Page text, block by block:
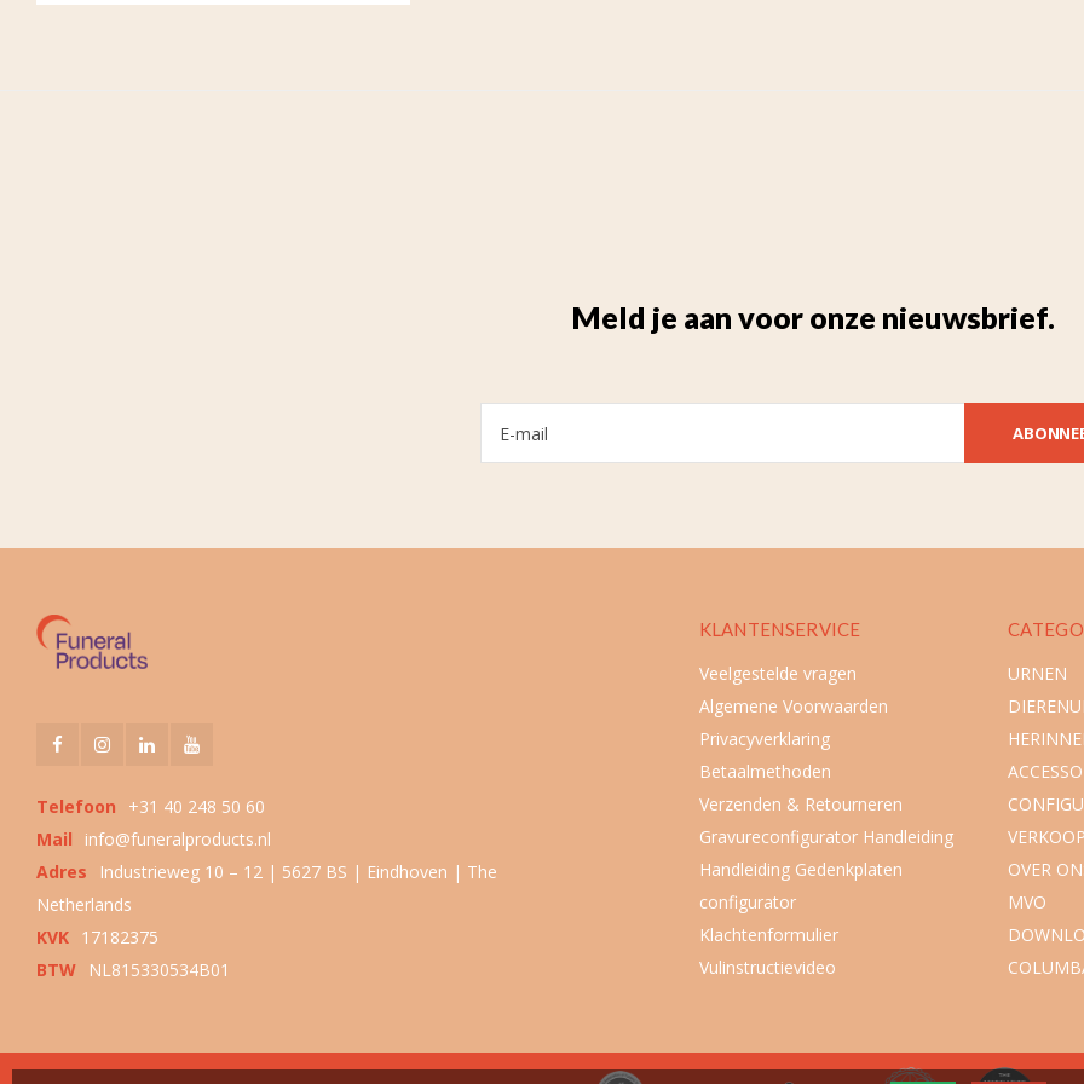
Meld je aan voor onze nieuwsbrief.
Telefoon
+31 40 248 50 60
Mail
info@funeralproducts.nl
Adres
Industrieweg 10 – 12 | 5627 BS | Eindhoven | The
Netherlands
KVK 17182375
BTW
NL815330534B01
KLANTENSERVICE
Veelgestelde vragen
Algemene Voorwaarden
Privacyverklaring
Betaalmethoden
Verzenden & Retourneren
Gravureconfigurator Handleiding
Handleiding Gedenkplaten
configurator
Klachtenformulier
Vulinstructievideo
URNEN
OVER
MVO